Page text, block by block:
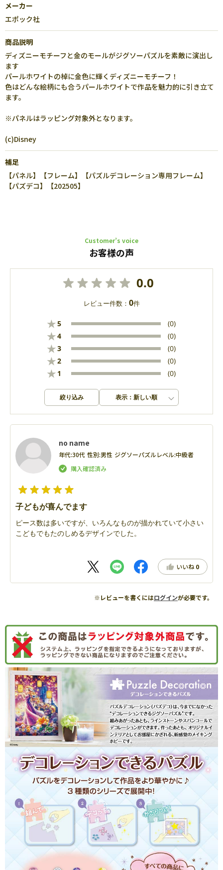
メーカー
エポック社
商品説明
ディズニーモチーフと金のモールがジグソーパズルを素敵に演出し
ます
パールホワイトの棹に金色に輝くディズニーモチーフ！
色はどんな絵柄にも合うパールホワイトで作品を魅力的に引き立て
ます。
※パネルはラッピング対象外となります。
(c)Disney
補足
【パネル】【フレーム】【パズルデコレーション専用フレーム】
【パズデコ】【202505】
Customer’s voice
お客様の声
0.0
レビュー件数： 0件
★5 (0)
★4 (0)
★3 (0)
★2 (0)
★ 1 (0)
絞り込み 表示：新しい順
no name
年代:30代 性別:男性 ジグソーパズルレベル:中級者
子どもが喜んでます
ピース数は多いですが、いろんなものが描かれていて小さい
こどもでもたのしめるデザインでした。
いいね 0
※レビューを書くにはログインが必要です。